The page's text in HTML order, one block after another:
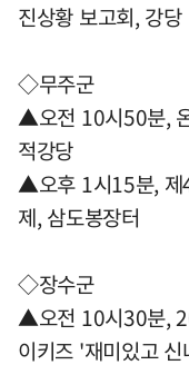
진상황 보고회, 강당
◇무주군
▲오전 10시50분,
적강당
▲오후 1시15분, 제
제, 삼도봉장터
◇장수군
▲오전 10시30분,
이키즈 '재미있고